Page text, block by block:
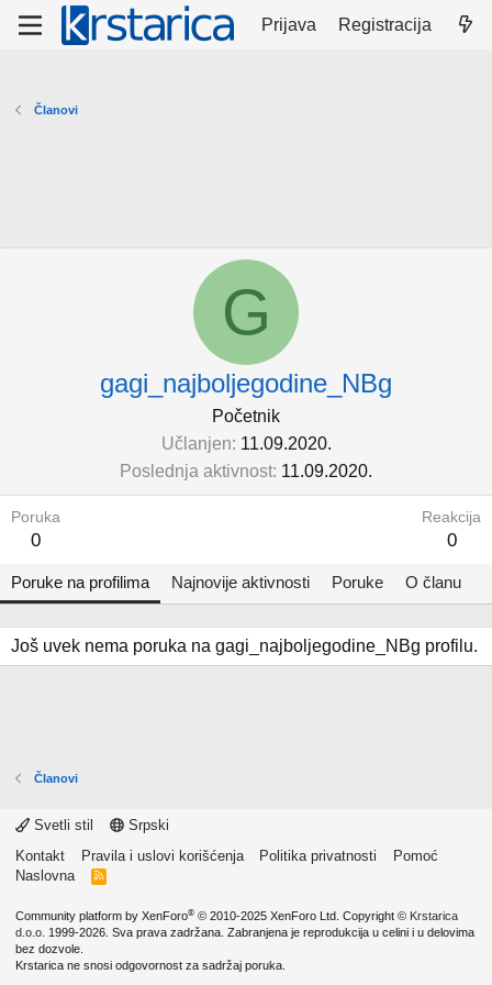
Prijava Registracija
Članovi
G
gagi_najboljegodine_NBg
Početnik
Učlanjen 11.09.2020.
Poslednja aktivnost 11.09.2020.
Poruka
0
Reakcija
0
Poruke na profilima Najnovije aktivnosti Poruke O članu
Još uvek nema poruka na gagi_najboljegodine_NBg profilu.
Članovi
Svetli stil
Srpski
Kontakt
Pravila i uslovi korišćenja Politika privatnosti
Pomoć
Naslovna
R
Community platform by XenForo® © 2010-2025 XenForo Ltd. Copyright © Krstarica
d.o.o. 1999-2026. Sva prava zadržana. Zabranjena je reprodukcija u celini i u delovima
bez dozvole.
Krstarica ne snosi odgovornost za sadržaj poruka.